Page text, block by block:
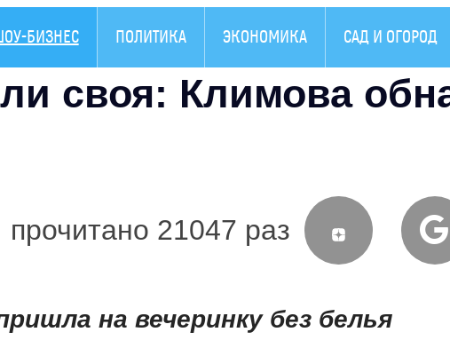
БИЗНЕС ПОЛИТИКА ЭКОНОМИКА САД И ОГОРОД
своя: Климова
прочитано 21047 раз
на вечеринку без белья